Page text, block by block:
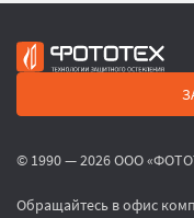
© 1990 — 2026 ООО
Обращайтесь в офис